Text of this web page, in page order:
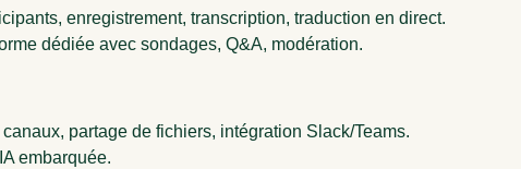
enregistrement, transcription, traduction en direct.
dédiée avec sondages, Q&A, modération.
partage de fichiers, intégration Slack/Teams.
embarquée.